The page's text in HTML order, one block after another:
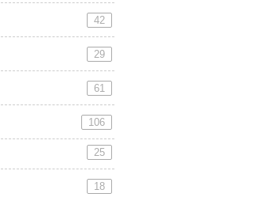
42
29
61
106
25
18